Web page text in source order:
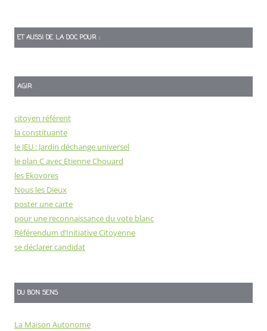
ET AUSSI DE LA DOC POUR :
AGIR
citoyen référent
la constituante
le JEU : Jardin déchange universel
le plan C avec Etienne Chouard
les Ekovores
Nous les Dieux
poster une carte
pour une reconnaissance du vote blanc
Référendum d’Initiative Citoyenne
se déclarer candidat
DU BON SENS
La Maison Autonome